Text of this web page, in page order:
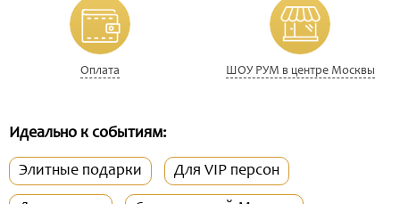
Оплата ШОУ РУМ в центре Москвы
Идеально к событиям:
Элитные подарки Для VIP персон